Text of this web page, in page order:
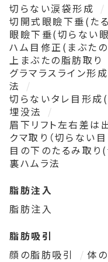
切らない涙袋形成
切開式眼瞼下垂(た
眼瞼下垂(切らない
ハム目修正(まぶた
上まぶたの脂肪取り
グラマラスライン形
法
切らないタレ目形成
埋没法
眉下リフト左右差は
クマ取り（切らない
目の下のたるみ取り
裏ハムラ法
脂肪注入
脂肪注入
脂肪吸引
顔の脂肪吸引
体